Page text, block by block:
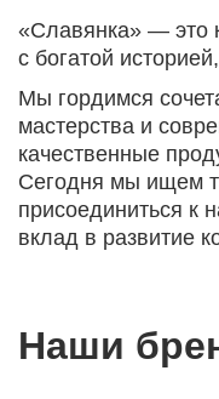
«Славянка» — это
с богатой
Мы гордимся
мастерства и
качественные
Сегодня мы ищем
присоединиться к
вклад в развитие
Наши